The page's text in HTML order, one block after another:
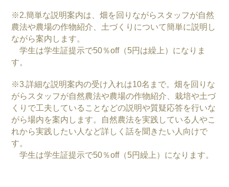
※2.簡単な説明案内は、畑を回りながらスタッフが自然
農法や農場の作物紹介、土づくりについて簡単に説明し
ながら案内します。
学生は学生証提示で50％off（5円は繰上）になりま
す。
※3.詳細な説明案内の受け入れは10名まで。畑を回りな
がらスタッフが自然農法や農場の作物紹介、栽培や土づ
くりで工夫していることなどの説明や質疑応答を行いな
がら場内を案内します。自然農法を実践している人やこ
れから実践したい人など詳しく話を聞きたい人向けで
す。
学生は学生証提示で50％off（5円繰上）になります。